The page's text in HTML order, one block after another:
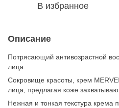
В избранное
Описание
Потрясающий антивозрастной
лица.
Сокровище красоты, крем
лица, предлагая коже
Нежная и тонкая текстура крема